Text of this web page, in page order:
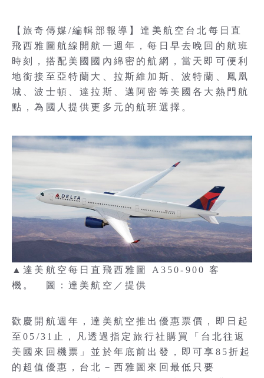
【旅奇傳媒/編輯部報導】達美航空台北每日直
飛西雅圖航線開航一週年，每日早去晚回的航班
時刻，搭配美國國內綿密的航網，當天即可便利
地銜接至亞特蘭大、拉斯維加斯、波特蘭、鳳凰
城、波士頓、達拉斯、邁阿密等美國各大熱門航
點，為國人提供更多元的航班選擇。
▲達美航空每日直飛西雅圖 A350-900 客
機。 圖：達美航空／提供
歡慶開航週年，達美航空推出優惠票價，即日起
至05/31止，凡透過指定旅行社購買「台北往返
美國來回機票」並於年底前出發，即可享85折起
的超值優惠，台北－西雅圖來回最低只要